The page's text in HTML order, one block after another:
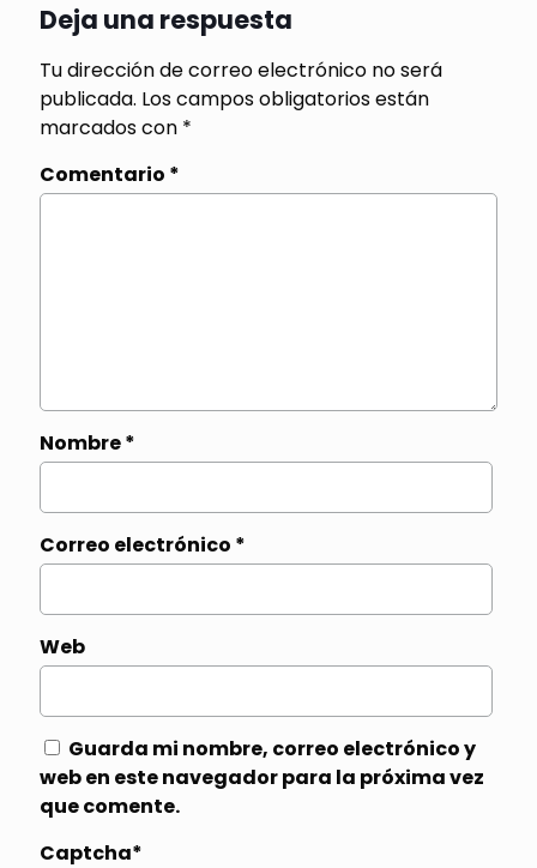
Deja una respuesta
Tu dirección de correo electrónico no será
publicada. Los campos obligatorios están
marcados con *
Comentario *
Nombre*
Correo electrónico *
Web
Guarda mi nombre, correo electrónico y
web en este navegador para la próxima vez
que comente.
Captcha*